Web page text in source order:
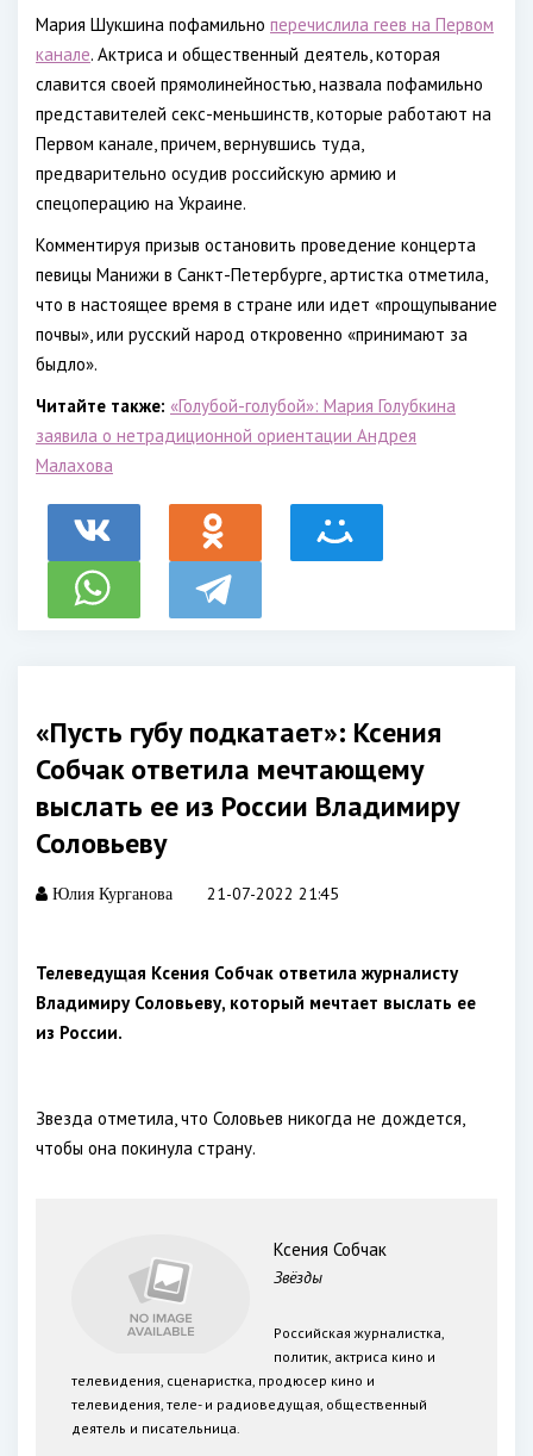
Мария Шукшина пофамильно перечислила геев на Первом
канале. Актриса и общественный деятель, которая
славится своей прямолинейностью, назвала пофамильно
представителей секс-меньшинств, которые работают на
Первом канале, причем, вернувшись туда,
предварительно осудив российскую армию и
спецоперацию на Украине.
Комментируя призыв остановить проведение концерта
певицы Манижи в Санкт-Петербурге, артистка отметила,
что в настоящее время в стране или идет «прощупывание
почвы», или русский народ откровенно «принимают за
быдло».
Читайте также: «Голубой-голубой»: Мария Голубкина
заявила о нетрадиционной ориентации Андрея
Малахова
«Пусть губу подкатает»: Ксения
Собчак ответила мечтающему
выслать ее из России Владимиру
Соловьеву
Юлия Курганова 21-07-2022 21:45
Телеведущая Ксения Собчак ответила журналисту
Владимиру Соловьеву, который мечтает выслать ее
из России.
Звезда отметила, что Соловьев никогда не дождется,
чтобы она покинула страну.
Ксения Собчак
Звёзды
Российская журналистка,
политик, актриса кино и
телевидения, сценаристка, продюсер кино и
телевидения, теле- и радиоведущая, общественный
деятель и писательница.